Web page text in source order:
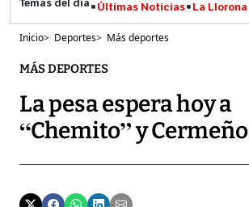
Últimas Noticias La Llorona
Inicio> Deportes> Más deportes
MÁS DEPORTES
La pesa espera hoy a
“Chemito” y Cermeño